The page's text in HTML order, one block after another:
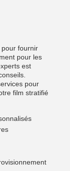
fournir
pour les
est
pour
film stratifié